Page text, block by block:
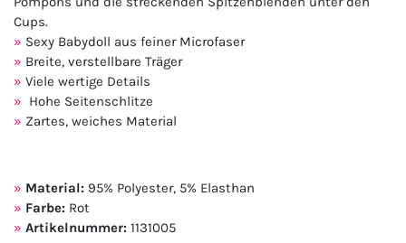
Cups.
Sexy Babydoll aus feiner Microfaser
Breite, verstellbare Träger
Viele wertige Details
Hohe Seitenschlitze
Zartes, weiches Material
Material: 95% Polyester, 5% Elasthan
Farbe: Rot
Artikelnummer: 1131005